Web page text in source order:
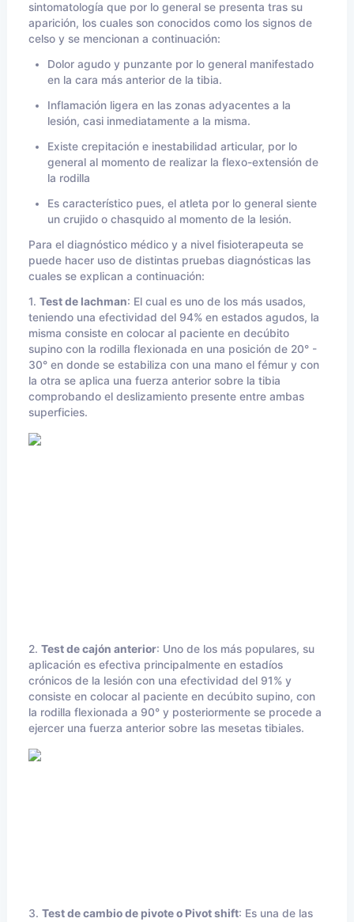
sintomatología que por lo general se presenta tras su
aparición, los cuales son conocidos como los signos de
celso y se mencionan a continuación:
Dolor agudo y punzante por lo general manifestado
en la cara más anterior de la tibia.
Inflamación ligera en las zonas adyacentes a la
lesión, casi inmediatamente a la misma.
Existe crepitación e inestabilidad articular, por lo
general al momento de realizar la flexo-extensión de
la rodilla
Es característico pues, el atleta por lo general siente
un crujido o chasquido al momento de la lesión.
Para el diagnóstico médico y a nivel fisioterapeuta se
puede hacer uso de distintas pruebas diagnósticas las
cuales se explican a continuación:
1. Test de lachman: El cual es uno de los más usados,
teniendo una efectividad del 94% en estados agudos, la
misma consiste en colocar al paciente en decúbito
supino con la rodilla flexionada en una posición de 20° -
30° en donde se estabiliza con una mano el fémur y con
la otra se aplica una fuerza anterior sobre la tibia
comprobando el deslizamiento presente entre ambas
superficies.
2. Test de cajón anterior: Uno de los más populares, su
aplicación es efectiva principalmente en estadíos
crónicos de la lesión con una efectividad del 91% y
consiste en colocar al paciente en decúbito supino, con
la rodilla flexionada a 90° y posteriormente se procede a
ejercer una fuerza anterior sobre las mesetas tibiales.
3. Test de cambio de pivote o Pivot shift: Es una de las